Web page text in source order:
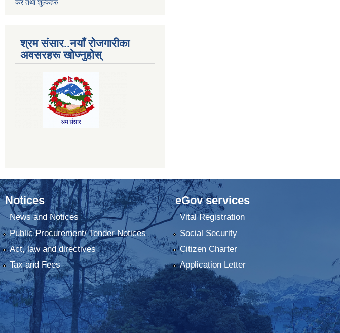
कर तथा शुल्कहरु
श्रम संसार..नयाँ रोजगारीका
अवसरहरू खोज्नुहोस्
Notices
News and Notices
Public Procurement/ Tender Notices
Act, law and directives
Tax and Fees
eGov services
Vital Registration
Social Security
Citizen Charter
Application Letter